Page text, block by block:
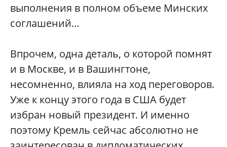
выполнения в полном объеме Минских
соглашений…
Впрочем, одна деталь, о которой помнят
и в Москве, и в Вашингтоне,
несомненно, влияла на ход переговоров.
Уже к концу этого года в США будет
избран новый президент. И именно
поэтому Кремль сейчас абсолютно не